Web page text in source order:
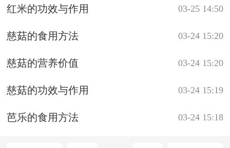
03-25 14:50
红米的功效与作用
03-24 15:20
慈菇的食用方法
03-24 15:20
慈菇的营养价值
03-24 15:19
慈菇的功效与作用
03-24 15:18
芭乐的食用方法